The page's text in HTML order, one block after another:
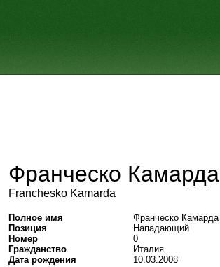
Франческо Камарда
Franchesko Kamarda
Полное имя
Франческо Камарда
Позиция
Нападающий
Номер
0
Гражданство
Италия
Дата рождения
10.03.2008